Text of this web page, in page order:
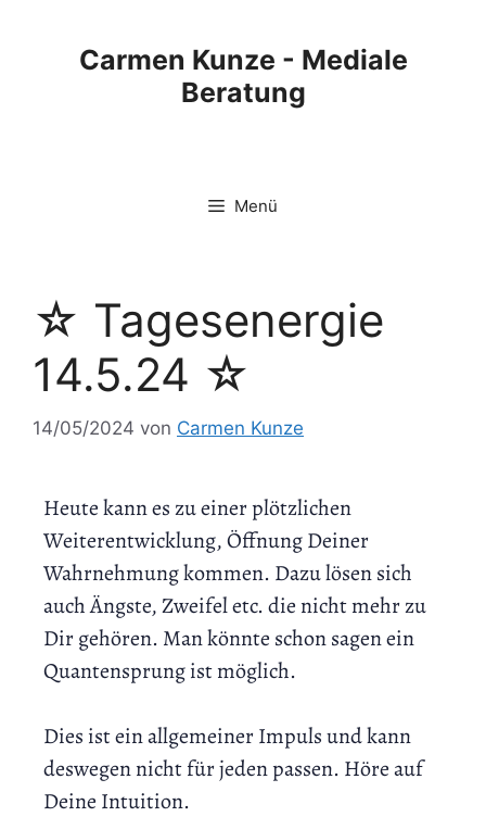
Carmen Kunze - Mediale
Beratung
Menü
☆ Tagesenergie
14.5.24 ☆
14/05/2024 von Carmen Kunze
Heute kann es zu einer plötzlichen
Weiterentwicklung, Öffnung Deiner
Wahrnehmung kommen. Dazu lösen sich
auch Ängste, Zweifel etc. die nicht mehr zu
Dir gehören. Man könnte schon sagen ein
Quantensprung ist möglich.
Dies ist ein allgemeiner Impuls und kann
deswegen nicht für jeden passen. Höre auf
Deine Intuition.